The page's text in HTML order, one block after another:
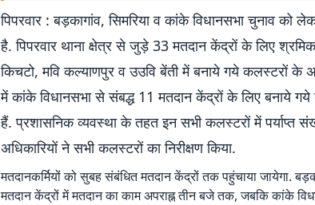
पिपरवार : बड़कागांव, सिमरिया व कांके विधानसभा चुनाव को
है. पिपरवार थाना क्षेत्र से जुड़े 33 मतदान केंद्रों के लिए
किचटो, मवि कल्याणपुर व उउवि बेंती में बनाये गये कलस्टरों के
में कांके विधानसभा से संबद्ध 11 मतदान केंद्रों के लिए बनाये
हैं. प्रशासनिक व्यवस्था के तहत इन सभी कलस्टरों में पर्याप्त
अधिकारियों ने सभी कलस्टरों का निरीक्षण किया.
मतदानकर्मियों को सुबह संबंधित मतदान केंद्रों तक पहुंचाया जायेगा.
मतदान केंद्रों में मतदान का काम अपराह्न तीन बजे तक, जबकि कांके